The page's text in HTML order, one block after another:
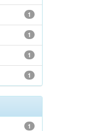
1
1
1
1
1